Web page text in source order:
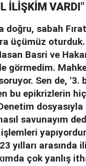
İLİŞKİM VARDI"
doğru, sabah
üçümüz
Basri ve
görmedim.
Sen de,
bu epikrizlerin
savunayım
yılları
çok yanlış